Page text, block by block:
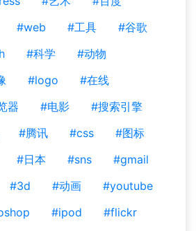
#web #工具
#谷歌
#科学
#动物
#logo
#在线
器 #电影
#搜索引擎
#腾讯 #css
#图标
#日本 #sns
#gmail
#3d #动画
#youtube
#ipod
#flickr